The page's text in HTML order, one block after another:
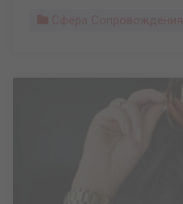
Сфера Сопровождения